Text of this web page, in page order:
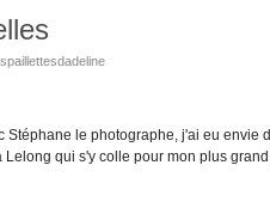
Stéphane le photographe, j'ai eu envie
qui s'y colle pour mon plus